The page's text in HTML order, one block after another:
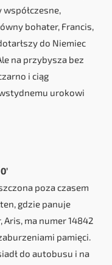
bohater, Francis,
do Niemiec
na przybysza bez
i ciąg
urokowi
poza czasem
gdzie panuje
Aris, ma numer 14842
pamięci.
do autobusu i na